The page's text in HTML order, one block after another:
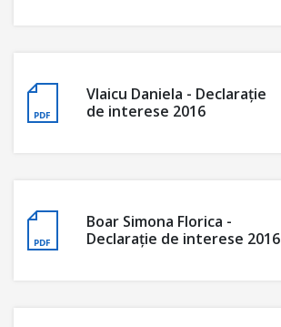
Vlaicu Daniela - Declaraţie
de interese 2016
Boar Simona Florica -
Declaraţie de interese 2016